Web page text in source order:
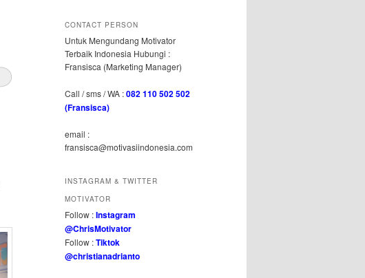
CONTACT PERSON
Untuk Mengundang Motivator
Terbaik Indonesia Hubungi :
Fransisca (Marketing Manager)
Call / sms / WA :082 110 502 502
(Fransisca)
email :
fransisca@motivasiindonesia.com
INSTAGRAM & TWITTER
MOTIVATOR
Follow :Instagram
@ChrisMotivator
Follow :Tiktok
@christianadrianto